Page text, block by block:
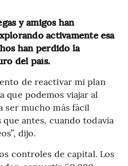
y amigos han
activamente esa
han perdido la
del país.
de reactivar mi plan
que podemos viajar al
ser mucho más fácil
antes, cuando todavía
dijo.
controles de capital. Los